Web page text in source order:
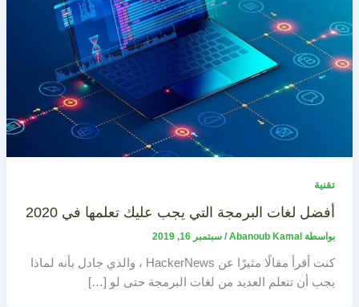
تقنية
أفضل لغات البرمجة التي يجب عليك تعلمها في 2020
بواسطة Abanoub Kamal
/ سبتمبر 16, 2019
كنت أقرأ مقالًا مثيرًا عن HackerNews ، والذي جادل بأنه لماذا
يجب أن تتعلم العديد من لغات البرمجة حتى لو […]